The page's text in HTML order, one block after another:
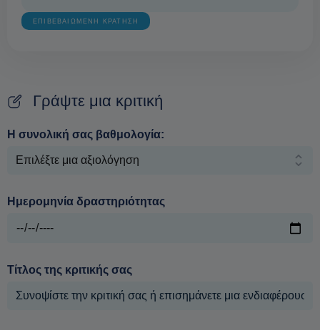
ΕΠΙΒΕΒΑΙΩΜΕΝΗ ΚΡΑΤΗΣΗ
Γράψτε μια κριτική
Η συνολική σας βαθμολογία:
Ημερομηνία δραστηριότητας
Τίτλος της κριτικής σας